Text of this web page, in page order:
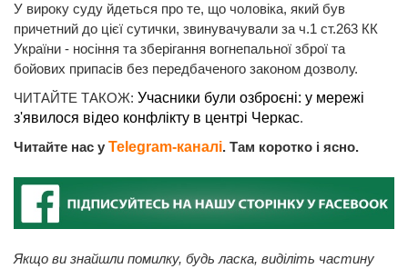
У вироку суду йдеться про те, що чоловіка, який був
причетний до цієї сутички, звинувачували за ч.1 ст.263 КК
України - носіння та зберігання вогнепальної зброї та
бойових припасів без передбаченого законом дозволу.
ЧИТАЙТЕ ТАКОЖ: Учасники були озброєні: у мережі
з'явилося відео конфлікту в центрі Черкас.
Читайте нас у Telegram-каналі. Там коротко і ясно.
Якщо ви знайшли помилку, будь ласка, виділіть частину